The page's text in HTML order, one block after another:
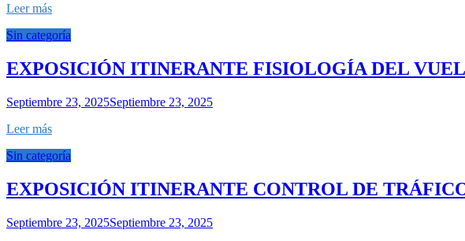
Leer más
Sin categoría
EXPOSICIÓN ITINERANTE FISIOLOGÍA DEL
Septiembre 23, 2025Septiembre 23, 2025
Leer más
Sin categoría
EXPOSICIÓN ITINERANTE CONTROL DE
Septiembre 23, 2025Septiembre 23, 2025